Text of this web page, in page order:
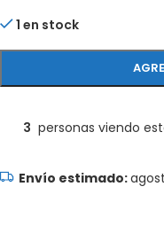
1 en stock
3 personas viendo